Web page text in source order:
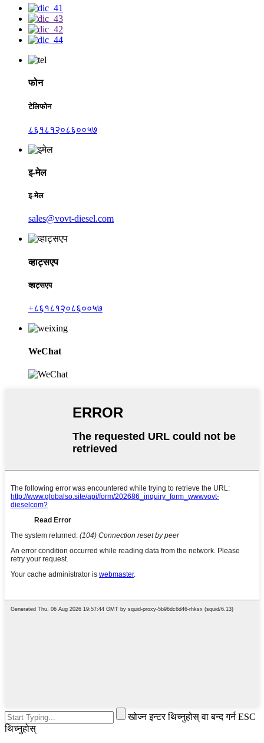
फोन
टेलिफोन
८६१८१२०८६००५७
इ-मेल
इ-मेल
sales@vovt-diesel.com
व्हाट्सएप
व्हाट्सएप
+८६१८१२०८६००५७
WeChat
खोज्न इन्टर थिच्नुहोस् वा बन्द गर्न ESC
थिच्नुहोस्